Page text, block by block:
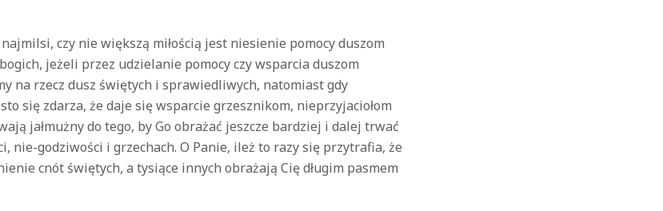
czy nie większą miłością jest niesienie pomocy duszom
jeżeli przez udzielanie pomocy czy wsparcia duszom
na rzecz dusz świętych i sprawiedliwych, natomiast gdy
się zdarza, że daje się wsparcie grzesznikom, nieprzyjaciołom
jałmużny do tego, by Go obrażać jeszcze bardziej i dalej trwać
nie-godziwości i grzechach. O Panie, ileż to razy się przytrafia, że
cnót świętych, a tysiące innych obrażają Cię długim pasmem